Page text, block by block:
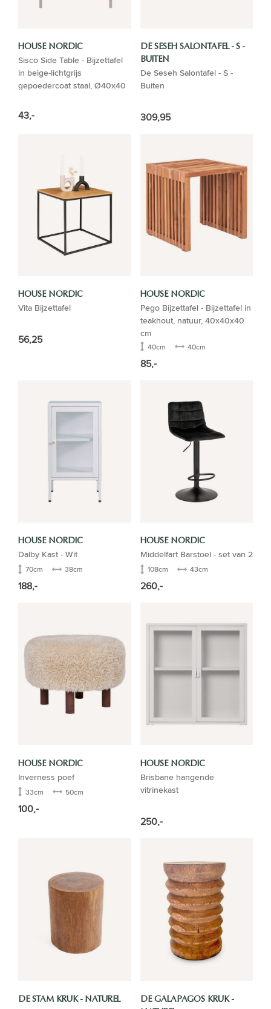
HOUSE NORDIC
Sisco Side Table - Bijzettafel
in beige-lichtgrijs
gepoedercoat staal, Ø40x40
43,-
DE SESEH SALONTAFEL - S -
BUITEN
De Seseh Salontafel - S -
Buiten
309,95
HOUSE NORDIC
Vita Bijzettafel
56,25
HOUSE NORDIC
Pego Bijzettafel - Bijzettafel in
teakhout, natuur, 40x40x40
cm
40cm 40cm
85,-
HOUSE NORDIC
Dalby Kast - Wit
70cm 38cm
188,-
HOUSE NORDIC
Middelfart Barstoel - set van 2
108cm 43cm
260,-
HOUSE NORDIC
Inverness poef
33cm 50cm
100,-
HOUSE NORDIC
Brisbane hangende
vitrinekast
250,-
DE STAM KRUK - NATUREL
DE GALAPAGOS KRUK -